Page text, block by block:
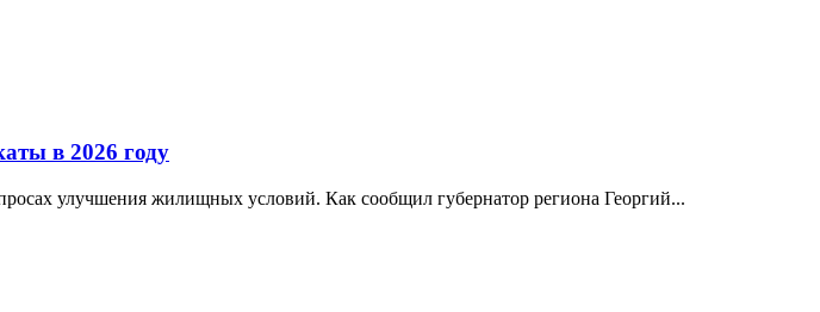
в 2026 году
улучшения жилищных условий. Как сообщил губернатор региона Георгий...